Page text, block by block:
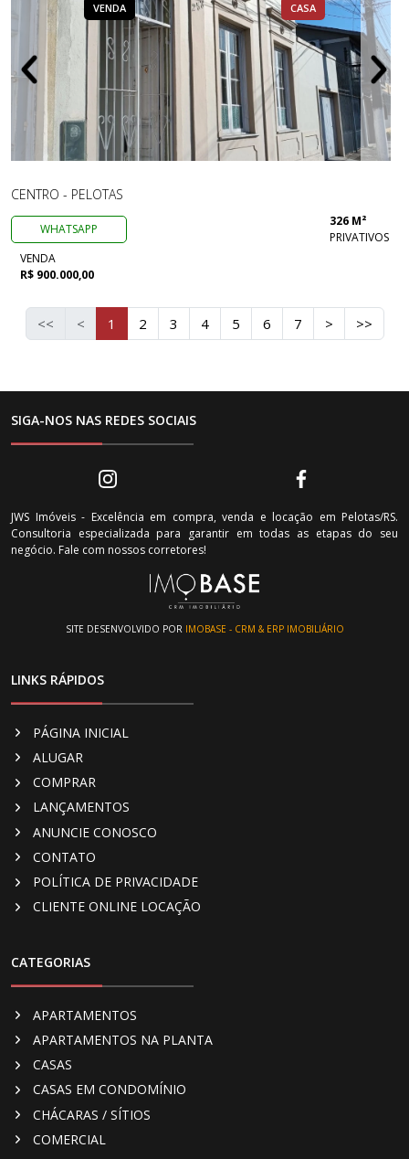
VENDA CASA
CENTRO - PELOTAS
WHATSAPP
326 M²
PRIVATIVOS
VENDA
R$ 900.000,00
<< < 1 2 3 4 5 6 7 > >>
SIGA-NOS NAS REDES SOCIAIS
JWS Imóveis - Excelência em compra, venda e locação em Pelotas/RS.
Consultoria especializada para garantir em todas as etapas do seu
negócio. Fale com nossos corretores!
SITE DESENVOLVIDO POR IMOBASE - CRM & ERP IMOBILIÁRIO
LINKS RÁPIDOS
PÁGINA INICIAL
ALUGAR
COMPRAR
LANÇAMENTOS
ANUNCIE CONOSCO
CONTATO
POLÍTICA DE PRIVACIDADE
CLIENTE ONLINE LOCAÇÃO
CATEGORIAS
APARTAMENTOS
APARTAMENTOS NA PLANTA
CASAS
CASAS EM CONDOMÍNIO
CHÁCARAS / SÍTIOS
COMERCIAL